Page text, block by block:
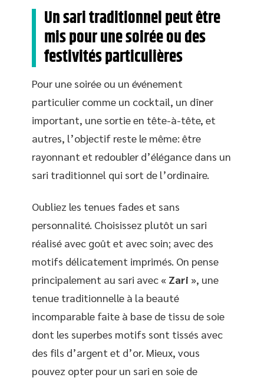
Un sari traditionnel peut être
mis pour une soirée ou des
festivités particulières
Pour une soirée ou un événement
particulier comme un cocktail, un dîner
important, une sortie en tête-à-tête, et
autres, l’objectif reste le même: être
rayonnant et redoubler d’élégance dans un
sari traditionnel qui sort de l’ordinaire.
Oubliez les tenues fades et sans
personnalité. Choisissez plutôt un sari
réalisé avec goût et avec soin; avec des
motifs délicatement imprimés. On pense
principalement au sari avec « Zari », une
tenue traditionnelle à la beauté
incomparable faite à base de tissu de soie
dont les superbes motifs sont tissés avec
des fils d’argent et d’or. Mieux, vous
pouvez opter pour un sari en soie de